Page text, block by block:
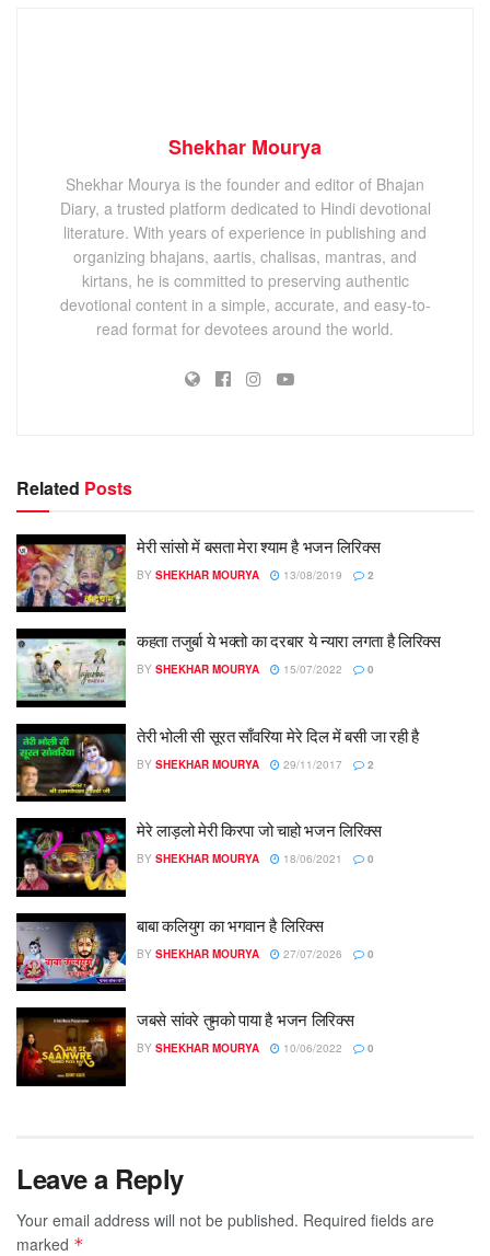
Shekhar Mourya
Shekhar Mourya is the founder and editor of Bhajan
Diary, a trusted platform dedicated to Hindi devotional
literature. With years of experience in publishing and
organizing bhajans, aartis, chalisas, mantras, and
kirtans, he is committed to preserving authentic
devotional content in a simple, accurate, and easy-to-
read format for devotees around the world.
Related Posts
मेरी सांसो में बसता मेरा श्याम है भजन लिरिक्स
BY SHEKHAR MOURYA 13/08/2019 2
कहता तजुर्बा ये भक्तो का दरबार ये न्यारा लगता है लिरिक्स
BY SHEKHAR MOURYA 15/07/2022 0
तेरी भोली सी सूरत साँवरिया मेरे दिल में बसी जा रही है
BY SHEKHAR MOURYA 29/11/2017 2
मेरे लाड़लो मेरी किरपा जो चाहो भजन लिरिक्स
BY SHEKHAR MOURYA 18/06/2021 0
बाबा कलियुग का भगवान है लिरिक्स
BY SHEKHAR MOURYA 27/07/2026 0
जबसे सांवरे तुमको पाया है भजन लिरिक्स
BY SHEKHAR MOURYA 10/06/2022 0
Leave a Reply
Your email address will not be published. Required fields are
marked *